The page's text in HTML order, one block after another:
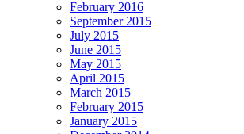
February 2016
September 2015
July 2015
June 2015
May 2015
April 2015
March 2015
February 2015
January 2015